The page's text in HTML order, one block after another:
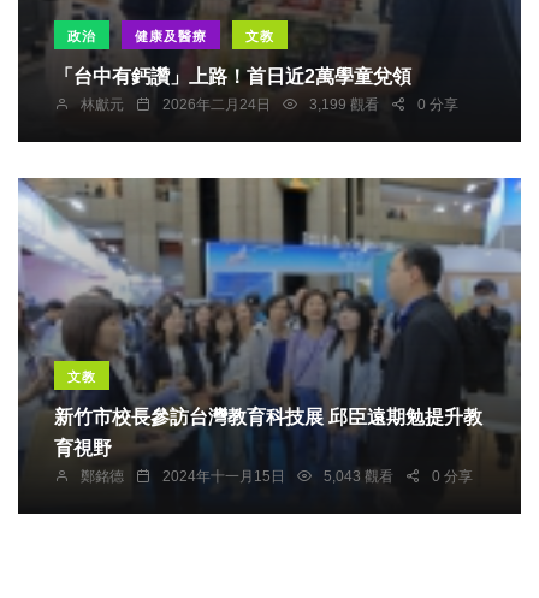
政治 健康及醫療 文教
「台中有鈣讚」上路！首日近2萬學童兌領
林獻元 2026年二月24日 3,199 觀看 0 分享
文教
新竹市校長參訪台灣教育科技展 邱臣遠期勉提升教
育視野
鄭銘德 2024年十一月15日 5,043 觀看 0 分享